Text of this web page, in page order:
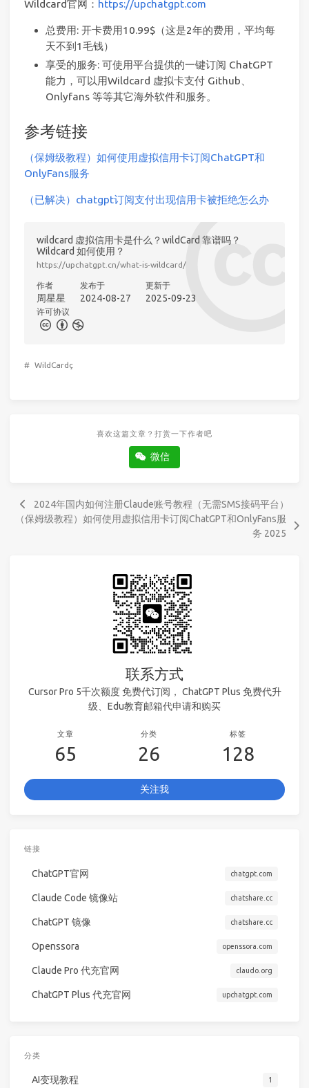
Wildcard官网： https://upchatgpt.com
总费用: 开卡费用10.99$（这是2年的费用，平均每
天不到1毛钱）
享受的服务: 可使用平台提供的一键订阅 ChatGPT
能力，可以用Wildcard 虚拟卡支付 Github、
Onlyfans 等等其它海外软件和服务。
参考链接
（保姆级教程）如何使用虚拟信用卡订阅ChatGPT和
OnlyFans服务
（已解决）chatgpt订阅支付出现信用卡被拒绝怎么办
wildcard 虚拟信用卡是什么？wildCard 靠谱吗？
Wildcard 如何使用？
https://upchatgpt.cn/what-is-wildcard/
作者
周星星
发布于
2024-08-27
更新于
2025-09-23
许可协议
# WildCardç
喜欢这篇文章？打赏一下作者吧
微信
2024年国内如何注册Claude账号教程（无需SMS接码平台）
（保姆级教程）如何使用虚拟信用卡订阅ChatGPT和OnlyFans服
务 2025
联系方式
Cursor Pro 5千次额度 免费代订阅， ChatGPT Plus 免费代升
级、Edu教育邮箱代申请和购买
文章
65
分类
26
标签
128
关注我
链接
ChatGPT官网 chatgpt.com
Claude Code 镜像站 chatshare.cc
ChatGPT 镜像 chatshare.cc
Openssora openssora.com
Claude Pro 代充官网 claudo.org
ChatGPT Plus 代充官网 upchatgpt.com
分类
AI变现教程 1